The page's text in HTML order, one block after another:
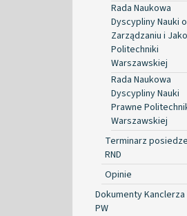
Rada Naukowa
Dyscypliny Nauki o
Zarządzaniu i
Politechniki
Warszawskiej
Rada Naukowa
Dyscypliny Nauki
Prawne
Warszawskiej
Terminarz
RND
Opinie
Dokumenty Kanclerza
PW